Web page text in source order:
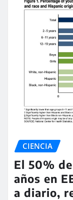
CIENCIA
El 50%
años en
a diario,